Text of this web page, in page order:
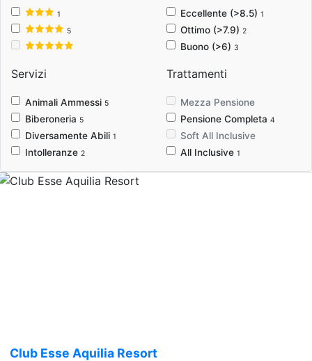
1
5
Eccellente (>8.5) 1
Ottimo (>7.9) 2
Buono (>6) 3
Servizi
Animali Ammessi 5
Biberoneria 5
Diversamente Abili 1
Intolleranze 2
Trattamenti
Mezza Pensione
Pensione Completa 4
Soft All Inclusive
All Inclusive 1
Club Esse Aquilia Resort